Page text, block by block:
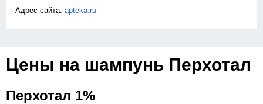
apteka.ru
Цены на шампунь Перхотал
Перхотал 1%